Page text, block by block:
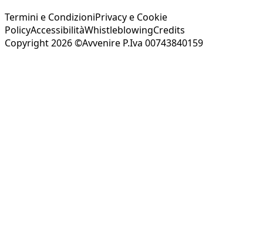
Termini e CondizioniPrivacy e Cookie
PolicyAccessibilitàWhistleblowingCredits
Copyright 2026 ©Avvenire P.Iva 00743840159